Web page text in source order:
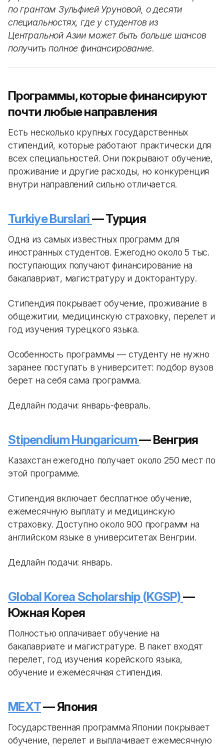
по грантам Зульфией Уруновой, о десяти
специальностях, где у студентов из
Центральной Азии может быть больше шансов
получить полное финансирование.
Программы, которые финансируют
почти любые направления
Есть несколько крупных государственных
стипендий, которые работают практически для
всех специальностей. Они покрывают обучение,
проживание и другие расходы, но конкуренция
внутри направлений сильно отличается.
Turkiye Burslari— Турция
Одна из самых известных программ для
иностранных студентов. Ежегодно около 5 тыс.
поступающих получают финансирование на
бакалавриат, магистратуру и докторантуру.
Стипендия покрывает обучение, проживание в
общежитии, медицинскую страховку, перелет и
год изучения турецкого языка.
Особенность программы — студенту не нужно
заранее поступать в университет: подбор вузов
берет на себя сама программа.
Дедлайн подачи: январь-февраль.
Stipendium Hungaricum— Венгрия
Казахстан ежегодно получает около 250 мест по
этой программе.
Стипендия включает бесплатное обучение,
ежемесячную выплату и медицинскую
страховку. Доступно около 900 программ на
английском языке в университетах Венгрии.
Дедлайн подачи: январь.
Global Korea Scholarship (KGSP)—
Южная Корея
Полностью оплачивает обучение на
бакалавриате и магистратуре. В пакет входят
перелет, год изучения корейского языка,
обучение и ежемесячная стипендия.
MEXT— Япония
Государственная программа Японии покрывает
обучение, перелет и выплачивает ежемесячную